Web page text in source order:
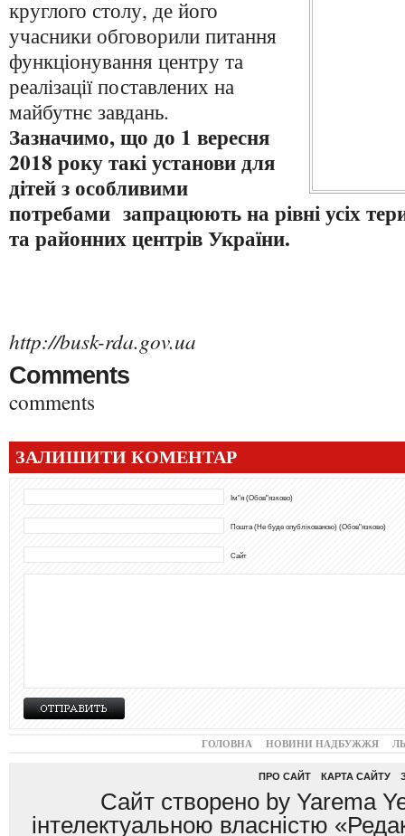
круглого столу, де його
учасники обговорили питання
функціонування центру та
реалізації поставлених на
майбутнє завдань.
Зазначимо, що до 1 вересня
2018 року такі установи для
дітей з особливими
потребами запрацюють на рівні усіх
та районних центрів України.
http://busk-rda.gov.ua
Comments
comments
ЗАЛИШИТИ КОМЕНТАР
Ім"я (Обов"язково)
Пошта (Не буде опублікованою) (Обов"язково)
Сайт
ГОЛОВНА НОВИНИ НАДБУЖЖЯ
ПРО САЙТ КАРТА САЙТУ
Сайт створено by Yarema
інтелектуальною власністю